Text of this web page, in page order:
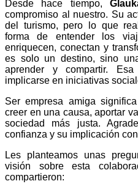
Desde hace tiempo,
compromiso al nuestro. Su
del turismo, pero lo que
forma de entender los
enriquecen, conectan y
es solo un destino, sino
aprender y compartir.
implicarse en iniciativas
Ser empresa amiga
creer en una causa, aportar
sociedad más justa.
confianza y su implicación
Les planteamos unas
visión sobre esta
compartieron: